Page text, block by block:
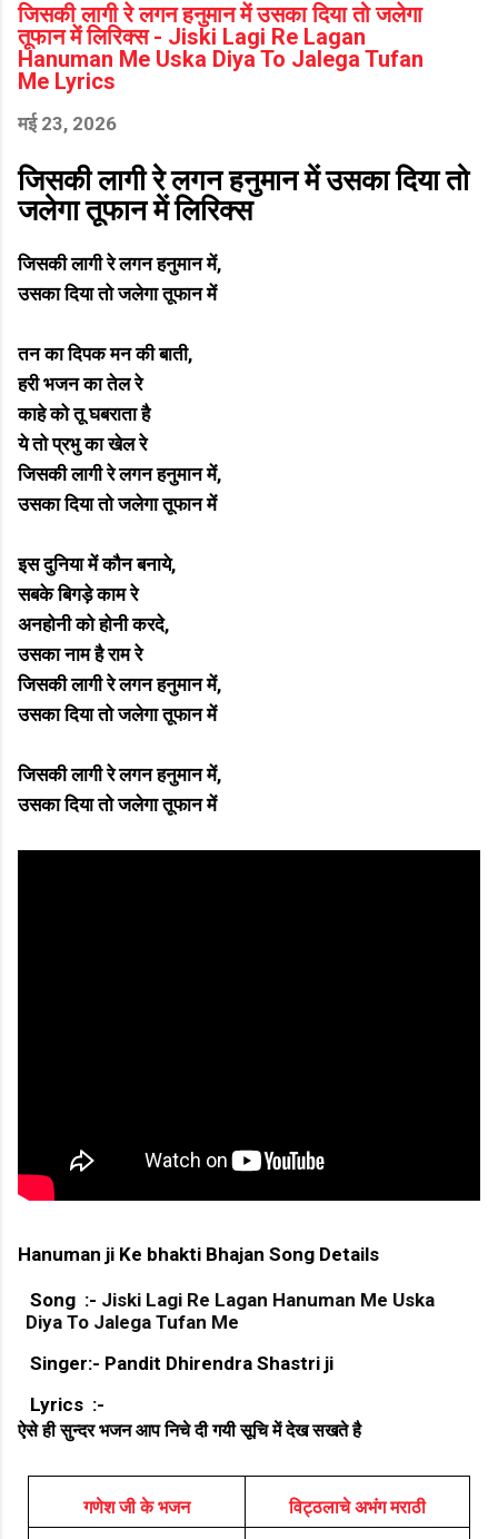
जिसकी लागी रे लगन हनुमान में उसका दिया तो जलेगा
तूफान में लिरिक्स - Jiski Lagi Re Lagan
Hanuman Me Uska Diya To Jalega Tufan
Me Lyrics
मई 23, 2026
जिसकी लागी रे लगन हनुमान में उसका दिया तो
जलेगा तूफान में लिरिक्स
जिसकी लागी रे लगन हनुमान में,
उसका दिया तो जलेगा तूफान में
तन का दिपक मन की बाती,
हरी भजन का तेल रे
काहे को तू घबराता है
ये तो प्रभु का खेल रे
जिसकी लागी रे लगन हनुमान में,
उसका दिया तो जलेगा तूफान में
इस दुनिया में कौन बनाये,
सबके बिगड़े काम रे
अनहोनी को होनी करदे,
उसका नाम है राम रे
जिसकी लागी रे लगन हनुमान में,
उसका दिया तो जलेगा तूफान में
जिसकी लागी रे लगन हनुमान में,
उसका दिया तो जलेगा तूफान में
Hanuman ji Ke bhakti Bhajan Song Details
Song :- Jiski Lagi Re Lagan Hanuman Me Uska
Diya To Jalega Tufan Me
Singer:- Pandit Dhirendra Shastri ji
Lyrics :-
ऐसे ही सुन्दर भजन आप निचे दी गयी सूचि में देख सखते है
गणेश जी के भजन विट्ठलाचे अभंग मराठी